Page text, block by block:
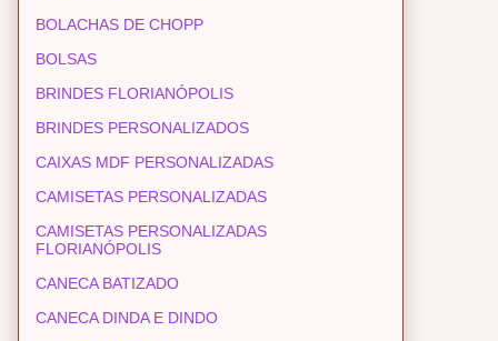
BOLACHAS DE CHOPP
BOLSAS
BRINDES FLORIANÓPOLIS
BRINDES PERSONALIZADOS
CAIXAS MDF PERSONALIZADAS
CAMISETAS PERSONALIZADAS
CAMISETAS PERSONALIZADAS
FLORIANÓPOLIS
CANECA BATIZADO
CANECA DINDA E DINDO